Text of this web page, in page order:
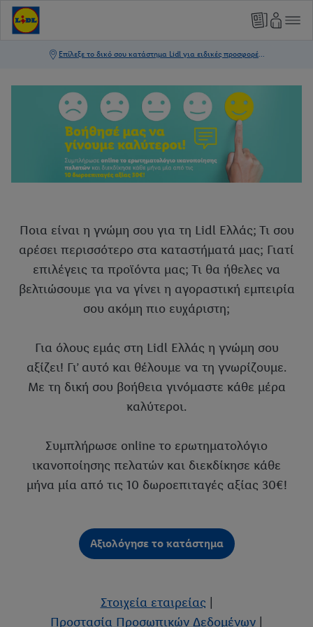
Ποια είναι η γνώμη σου για τη Lidl Ελλάς; Τι σου
αρέσει περισσότερο στα καταστήματά μας; Γιατί
επιλέγεις τα προϊόντα μας; Τι θα ήθελες να
βελτιώσουμε για να γίνει η αγοραστική εμπειρία
σου ακόμη πιο ευχάριστη;
Για όλους εμάς στη Lidl Ελλάς η γνώμη σου
αξίζει! Γι’ αυτό και θέλουμε να τη γνωρίζουμε.
Με τη δική σου βοήθεια γινόμαστε κάθε μέρα
καλύτεροι.
Συμπλήρωσε online το ερωτηματολόγιο
ικανοποίησης πελατών και διεκδίκησε κάθε
μήνα μία από τις 10 δωροεπιταγές αξίας 30€!
Στοιχεία εταιρείας
Προστασία Προσωπικών Δεδομένων